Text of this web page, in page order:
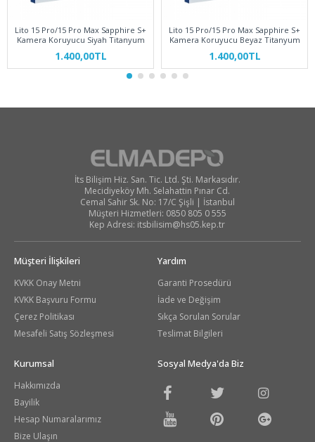
Lito 15 Pro/15 Pro Max Sapphire S+
Kamera Koruyucu Siyah Titanyum
1.400,00TL
Lito 15 Pro/15 Pro Max Sapphire S+
Kamera Koruyucu Beyaz Titanyum
1.400,00TL
İts Bilişim Hiz. San. Tic. Ltd. Şti. Markasıdır.
Mecidiyeköy Mh. Selahattin Pınar Cd.
Cemal Sahir Sk. No: 17/C Şişli | İstanbul
Müşteri Hizmetleri: 0850 805 0 555
Kep Adresi: itsbilisim@hs05.kep.tr
Müşteri İlişkileri
KVKK Onay Metni
KVKK Başvuru Formu
Çerez Politikası
Mesafeli Satış Sözleşmesi
Yardım
Garanti Prosedürü
İade ve Değişim
Sıkça Sorulan Sorular
Teslimat Bilgileri
Kurumsal
Hakkımızda
Bayilik
Hesap Numaralarımız
Bize Ulaşın
Sosyal Medya'da Biz